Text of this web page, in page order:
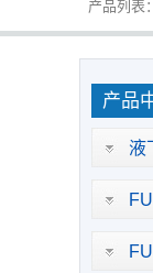
产品列表
产品
液